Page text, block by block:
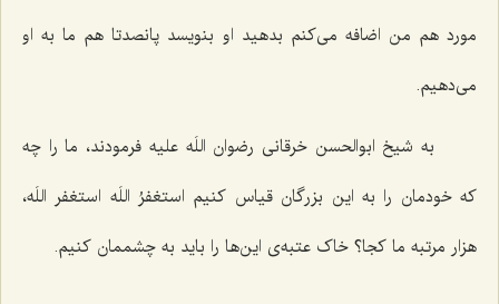
مورد هم من اضافه می‌کنم بدهید او بنویسد پانصدتا هم ما به او
می‌دهیم.
به شیخ ابوالحسن خرقانی رضوان اللَه علیه فرمودند، ما را چه
که خودمان را به این بزرگان قیاس کنیم استغفرُ اللَه استغفر اللَه،
هزار مرتبه ما کجا؟ خاک عتبه‌ی این‌ها را باید به چشممان کنیم.